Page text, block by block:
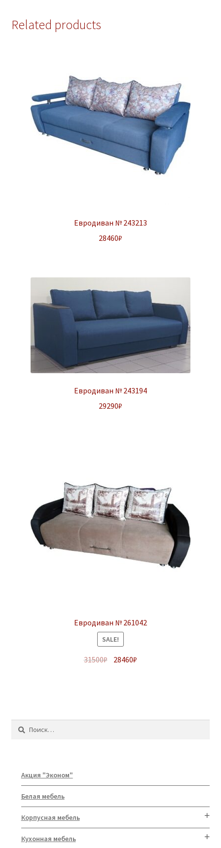
Related products
Евродиван № 243213
28460₽
Евродиван № 243194
29290₽
Евродиван № 261042
SALE!
31500₽ 28460₽
Найти:
Акция "Эконом"
Белая мебель
Корпусная мебель
Кухонная мебель